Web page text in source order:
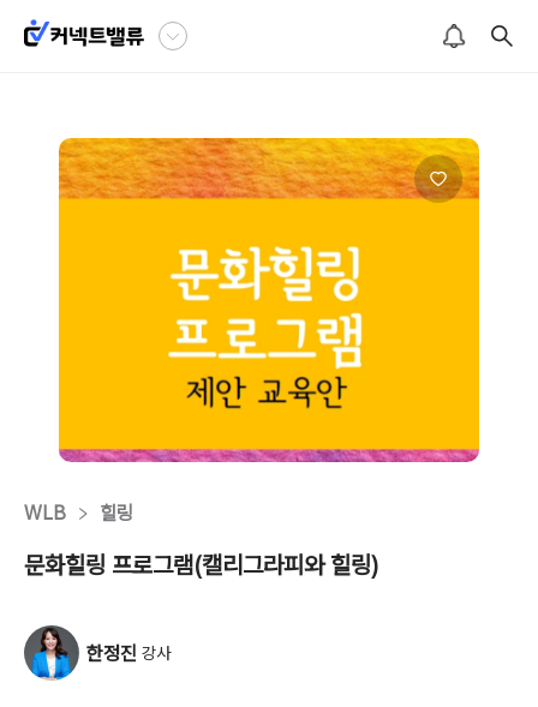
WLB 힐링
문화힐링 프로그램(캘리그라피와 힐링)
한정진 강사